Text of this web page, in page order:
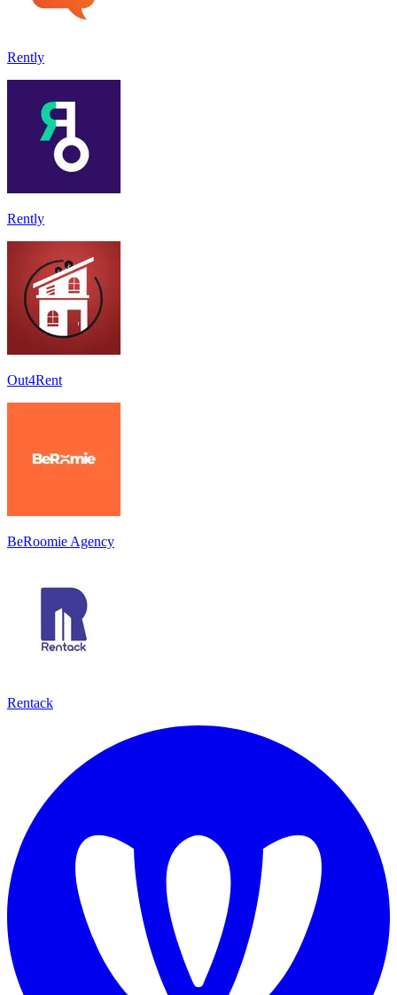
Rently
Rently
Out4Rent
BeRoomie Agency
Rentack